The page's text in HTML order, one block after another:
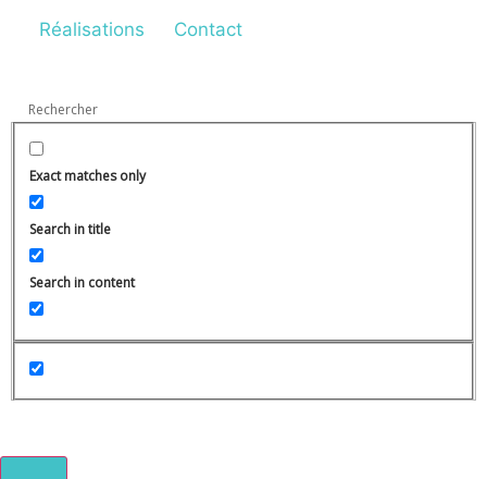
Réalisations Contact
Exact matches only
Search in title
Search in content